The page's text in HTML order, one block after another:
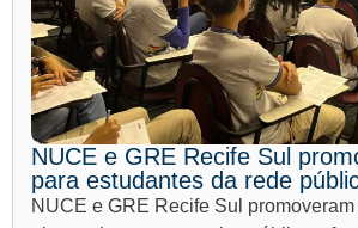
NUCE e GRE Recife Sul
para estudantes da rede
NUCE e GRE Recife Sul